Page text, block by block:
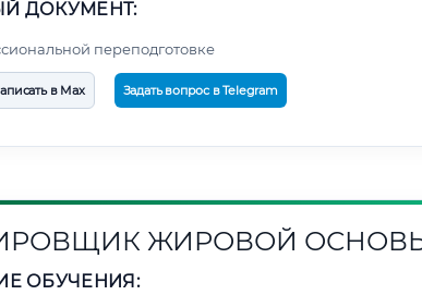
ДОКУМЕНТ:
переподготовке
в Max Задать вопрос в Telegram
ЖИРОВОЙ
ОБУЧЕНИЯ: